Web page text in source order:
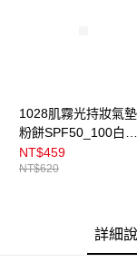
1028肌霧光持妝氣墊
粉餅SPF50_100白皙
15g
NT$459
NT$620
詳細